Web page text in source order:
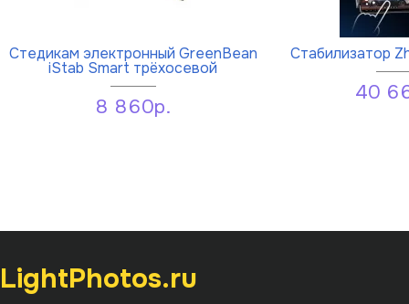
Стедикам электронный GreenBean
iStab Smart трёхосевой
8 860р.
Cтабилизатор
40
LightPhotos.ru